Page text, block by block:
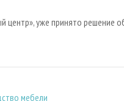
уже принято решение
мебели